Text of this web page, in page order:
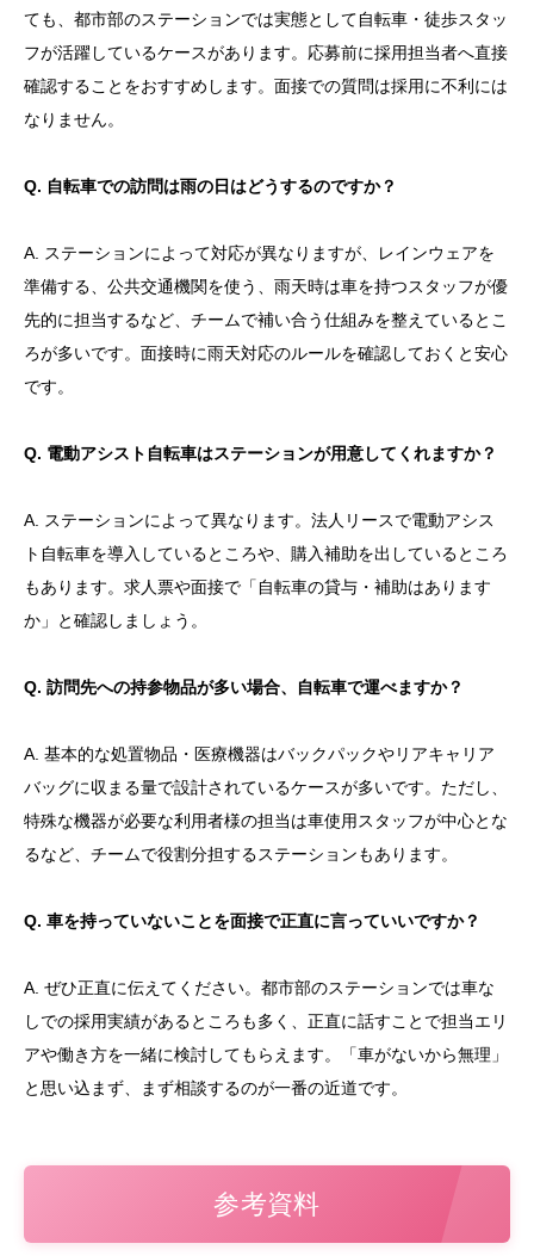
ても、都市部のステーションでは実態として自転車・徒歩スタッ
フが活躍しているケースがあります。応募前に採用担当者へ直接
確認することをおすすめします。面接での質問は採用に不利には
なりません。
Q. 自転車での訪問は雨の日はどうするのですか？
A. ステーションによって対応が異なりますが、レインウェアを
準備する、公共交通機関を使う、雨天時は車を持つスタッフが優
先的に担当するなど、チームで補い合う仕組みを整えているとこ
ろが多いです。面接時に雨天対応のルールを確認しておくと安心
です。
Q. 電動アシスト自転車はステーションが用意してくれますか？
A. ステーションによって異なります。法人リースで電動アシス
ト自転車を導入しているところや、購入補助を出しているところ
もあります。求人票や面接で「自転車の貸与・補助はあります
か」と確認しましょう。
Q. 訪問先への持参物品が多い場合、自転車で運べますか？
A. 基本的な処置物品・医療機器はバックパックやリアキャリア
バッグに収まる量で設計されているケースが多いです。ただし、
特殊な機器が必要な利用者様の担当は車使用スタッフが中心とな
るなど、チームで役割分担するステーションもあります。
Q. 車を持っていないことを面接で正直に言っていいですか？
A. ぜひ正直に伝えてください。都市部のステーションでは車な
しでの採用実績があるところも多く、正直に話すことで担当エリ
アや働き方を一緒に検討してもらえます。「車がないから無理」
と思い込まず、まず相談するのが一番の近道です。
参考資料